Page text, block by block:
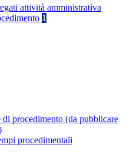
attività amministrativa
1
procedimento (da pubblicare
procedimentali